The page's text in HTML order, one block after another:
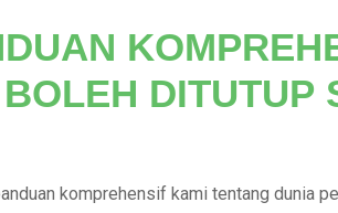
BOLEH DITUTUP
komprehensif kami tentang dunia